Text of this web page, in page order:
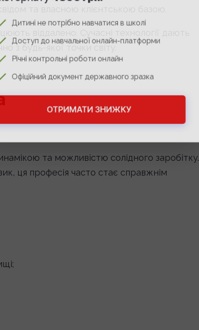
Дитині не потрібно навчатися в школі
Доступ до навчальної онлайн-платформи
Річні контрольні роботи онлайн
Офіційний документ державного зразка
та власною клієнтською базою.
віддалено. Сучасні технології дають
з будь-якої точки світу.
та можливістю солідного заробітку.
ця професія часто стає справжнім